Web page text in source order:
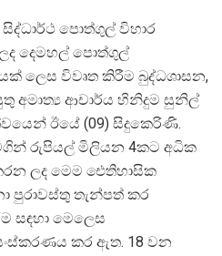
රී සිද්ධාර්ථ පොත්ගුල් විහාර
දෙමහල් පොත්ගුල්
ලෙස විවෘත කිරීම බුද්ධශාසන,
අමාත් ය ආචාර්ය හිනිදුම සුනිල්
ඊයේ (09) සිදුකෙරිණි.
මගින් රුපියල් මිලියන 4කට අධික
ලද මෙම ඓතිහාසික
පුරාවස්තු තැන්පත් කර
සඳහා මෙලෙස
කර ඇත. 18 වන